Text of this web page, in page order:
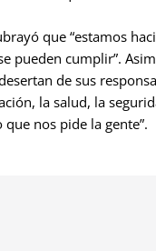
que “estamos
pueden cumplir”.
de sus
la salud, la
nos pide la gente”.